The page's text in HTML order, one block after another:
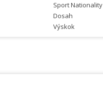
Sport Nationality
Dosah
Výskok